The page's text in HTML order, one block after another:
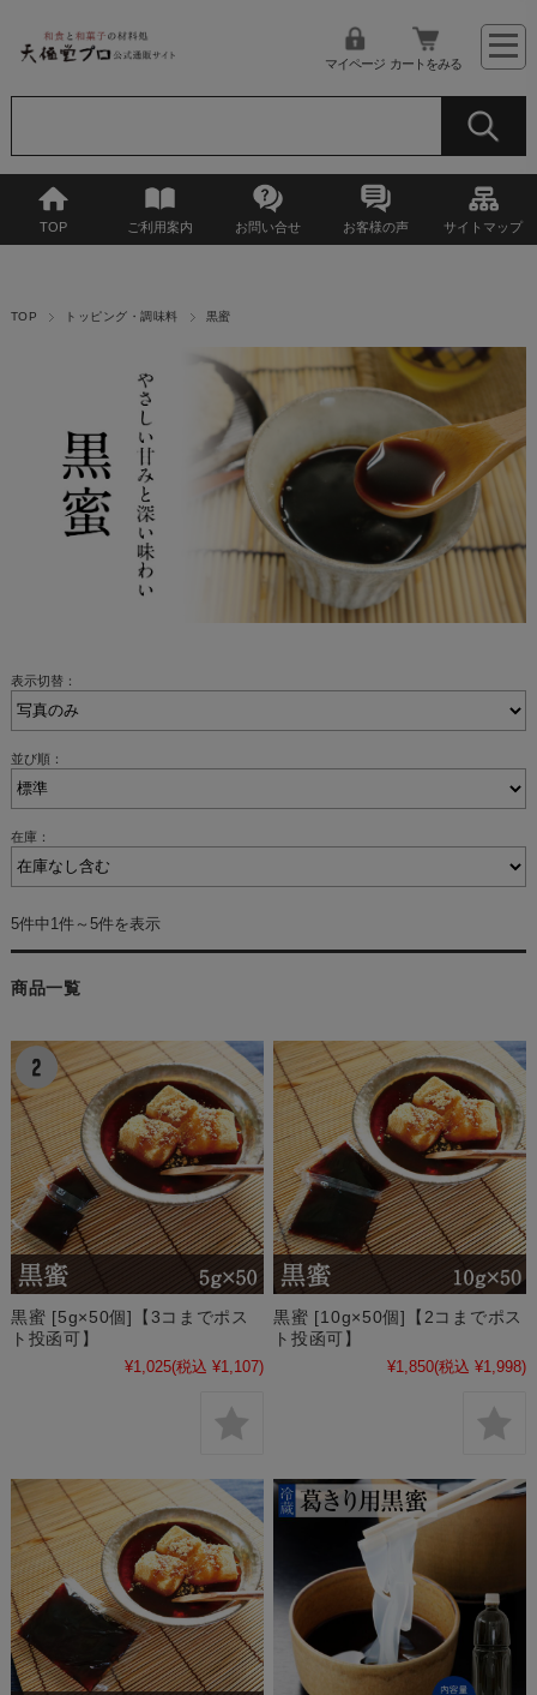
マイページ カートをみる
TOP ご利用案内 お問い合せ お客様の声 サイトマップ
TOP トッピング・調味料 黒蜜
表示切替：
並び順：
在庫：
5件中1件～5件を表示
商品一覧
黒蜜 [5g×50個]【3コまでポス
ト投函可】
¥1,025(税込 ¥1,107)
黒蜜 [10g×50個]【2コまでポス
ト投函可】
¥1,850(税込 ¥1,998)